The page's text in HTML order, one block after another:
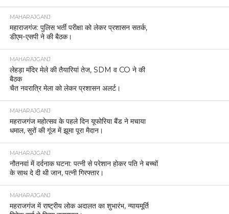
MAHARAJGANJ
महाराजगंज: पुलिस भर्ती परीक्षा को लेकर प्रशासन सतर्क,
डीएम-एसपी ने की बैठक।
MAHARAJGANJ
लेहड़ा मंदिर मेले की तैयारियां तेज, SDM व CO ने की
बैठक
चैत नवरात्रि मेला को लेकर प्रशासन अलर्ट।
MAHARAJGANJ
महराजगंज महोत्सव के पहले दिन यूफोरिया बैंड ने मचाया
धमाल, सुरों की गूंज में झूमा पूरा मैदान।
MAHARAJGANJ
नौतनवां में दर्दनाक घटना: पत्नी से परेशान होकर पति ने बच्चों
के साथ दे दी थी जान, पत्नी गिरफ्तार।
MAHARAJGANJ
महराजगंज में राष्ट्रीय लोक अदालत का शुभारंभ, न्यायमूर्ति